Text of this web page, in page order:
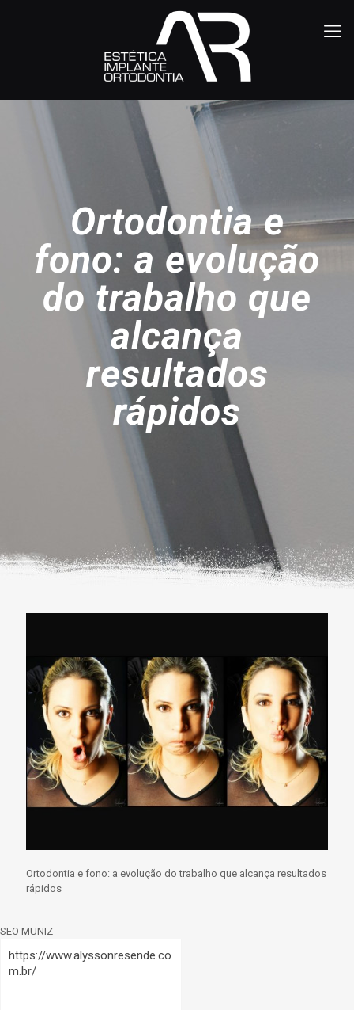
Ortodontia e
fono: a evolução
do trabalho que
alcança
resultados
rápidos
Ortodontia e fono: a evolução do trabalho que alcança resultados
rápidos
SEO MUNIZ